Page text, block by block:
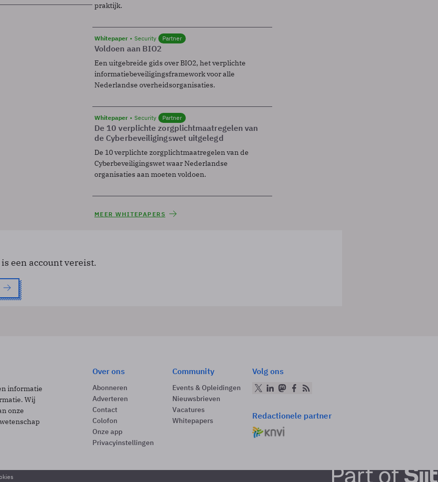
praktijk.
Whitepaper Security Partner
Voldoen aan BIO2
Een uitgebreide gids over BIO2, het verplichte
informatiebeveiligingsframework voor alle
Nederlandse overheidsorganisaties.
Whitepaper Security Partner
De 10 verplichte zorgplichtmaatregelen van
de Cyberbeveiligingswet uitgelegd
De 10 verplichte zorgplichtmaatregelen van de
Cyberbeveiligingswet waar Nederlandse
organisaties aan moeten voldoen.
MEER WHITEPAPERS
een account vereist.
informatie
Wij
onze
Over ons
Abonneren
Adverteren
Contact
Colofon
Onze app
Privacyinstellingen
Community
Events & Opleidingen
Nieuwsbrieven
Vacatures
Whitepapers
Volg ons
Redactionele partner